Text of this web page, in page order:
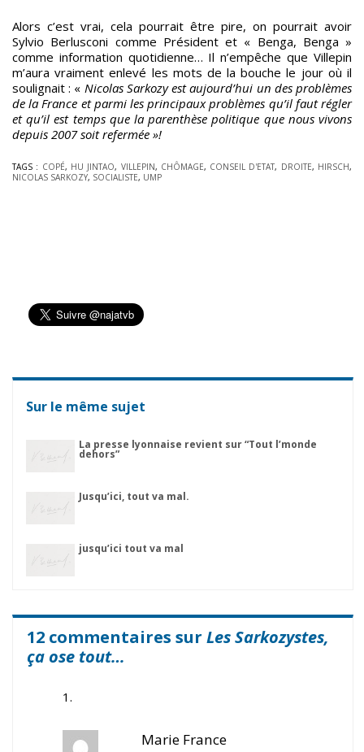
Alors c’est vrai, cela pourrait être pire, on pourrait avoir
Sylvio Berlusconi comme Président et « Benga, Benga »
comme information quotidienne… Il n’empêche que Villepin
m’aura vraiment enlevé les mots de la bouche le jour où il
soulignait : « Nicolas Sarkozy est aujourd’hui un des problèmes
de la France et parmi les principaux problèmes qu’il faut régler
et qu’il est temps que la parenthèse politique que nous vivons
depuis 2007 soit refermée »!
TAGS : COPÉ, HU JINTAO, VILLEPIN, CHÔMAGE, CONSEIL D'ETAT, DROITE, HIRSCH,
NICOLAS SARKOZY, SOCIALISTE, UMP
Sur le même sujet
La presse lyonnaise revient sur “Tout l’monde
dehors”
Jusqu’ici, tout va mal.
jusqu’ici tout va mal
12 commentaires sur Les Sarkozystes,
ça ose tout…
Marie France